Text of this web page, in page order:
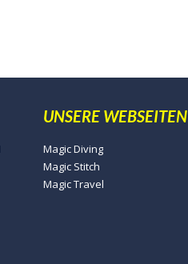
UNSERE WEBSEITEN
Magic Diving
Magic Stitch
Magic Travel